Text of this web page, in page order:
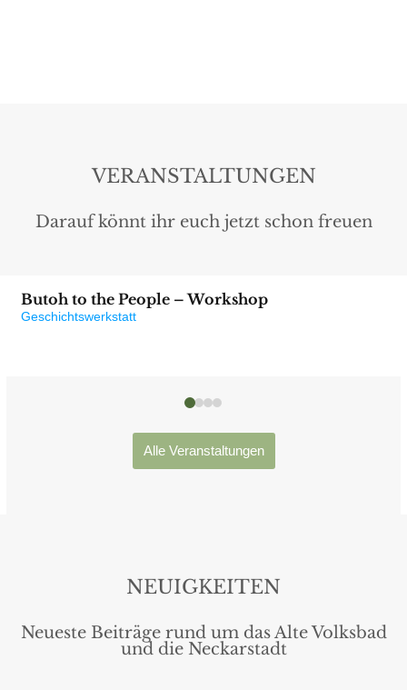
VERANSTALTUNGEN
Darauf könnt ihr euch jetzt schon freuen
8.
August
Butoh to the People – Workshop
Geschichtswerkstatt
Alle Veranstaltungen
NEUIGKEITEN
Neueste Beiträge rund um das Alte Volksbad
und die Neckarstadt